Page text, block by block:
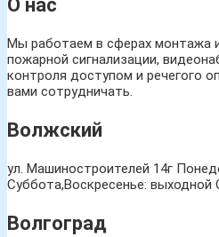
О нас
Мы работаем в сферах монтажа
пожарной сигнализации,
контроля доступом и речегого
вами сотрудничать.
Волжский
ул. Машиностроителей 14г
Суббота,Воскресенье: выходной
Волгоград